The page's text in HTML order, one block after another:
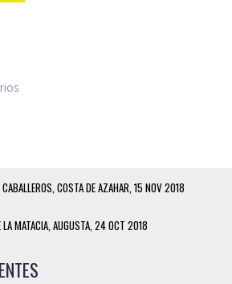
CABALLEROS, COSTA DE AZAHAR, 15 NOV 2018
LA MATACIA, AUGUSTA, 24 OCT 2018